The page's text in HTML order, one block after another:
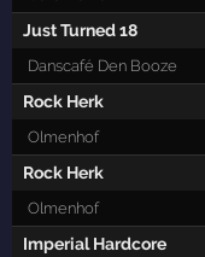
Just Turned 18
Danscafé Den Booze
Rock Herk
Olmenhof
Rock Herk
Olmenhof
Imperial Hardcore